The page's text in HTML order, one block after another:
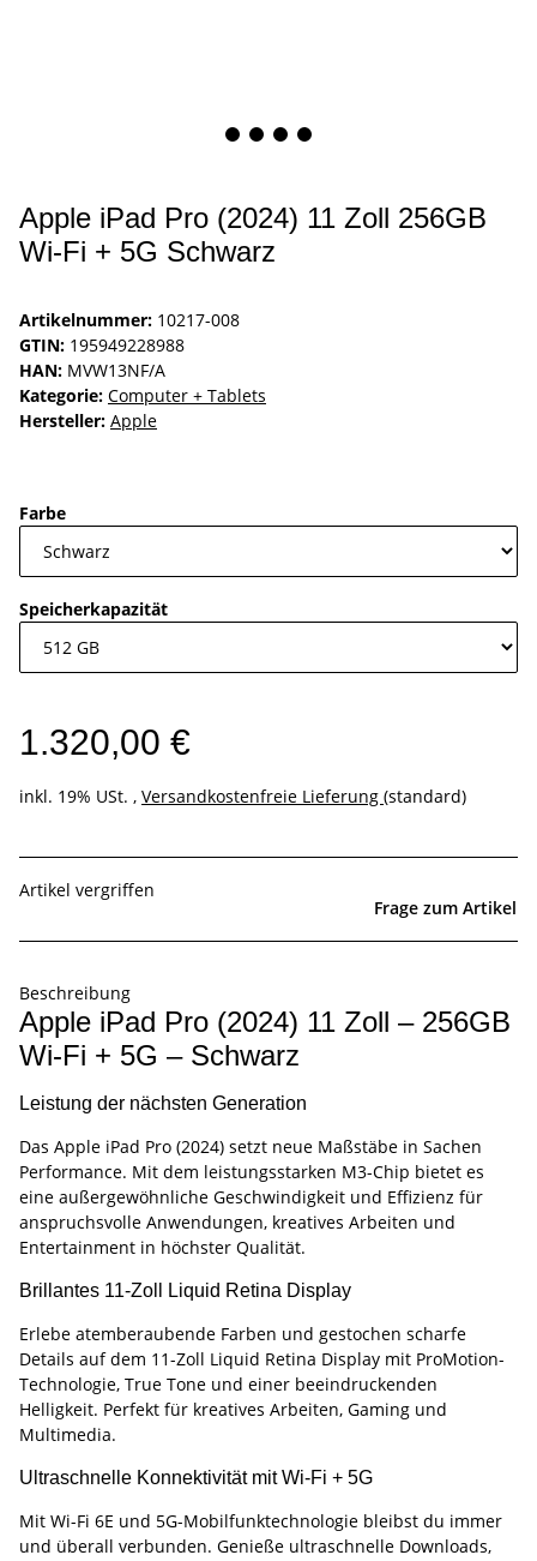
Apple iPad Pro (2024) 11 Zoll 256GB
Wi-Fi + 5G Schwarz
Artikelnummer: 10217-008
GTIN: 195949228988
HAN: MVW13NF/A
Kategorie: Computer + Tablets
Hersteller: Apple
Farbe
Speicherkapazität
1.320,00 €
inkl. 19% USt. , Versandkostenfreie Lieferung (standard)
Artikel vergriffen
Frage zum Artikel
Beschreibung
Apple iPad Pro (2024) 11 Zoll – 256GB
Wi-Fi + 5G – Schwarz
Leistung der nächsten Generation
Das Apple iPad Pro (2024) setzt neue Maßstäbe in Sachen
Performance. Mit dem leistungsstarken M3-Chip bietet es
eine außergewöhnliche Geschwindigkeit und Effizienz für
anspruchsvolle Anwendungen, kreatives Arbeiten und
Entertainment in höchster Qualität.
Brillantes 11-Zoll Liquid Retina Display
Erlebe atemberaubende Farben und gestochen scharfe
Details auf dem 11-Zoll Liquid Retina Display mit ProMotion-
Technologie, True Tone und einer beeindruckenden
Helligkeit. Perfekt für kreatives Arbeiten, Gaming und
Multimedia.
Ultraschnelle Konnektivität mit Wi-Fi + 5G
Mit Wi-Fi 6E und 5G-Mobilfunktechnologie bleibst du immer
und überall verbunden. Genieße ultraschnelle Downloads,